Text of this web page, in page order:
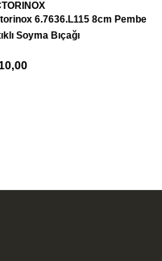
6.7636.L115 8cm Pembe
Soyma Bıçağı